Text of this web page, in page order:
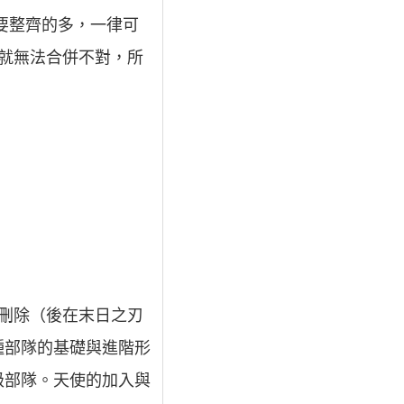
齊的多，一律可
無法合併不對，所
除（後在末日之刃
隊的基礎與進階形
隊。天使的加入與